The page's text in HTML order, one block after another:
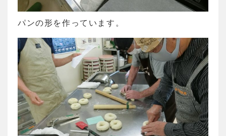
パンの形を作っています。